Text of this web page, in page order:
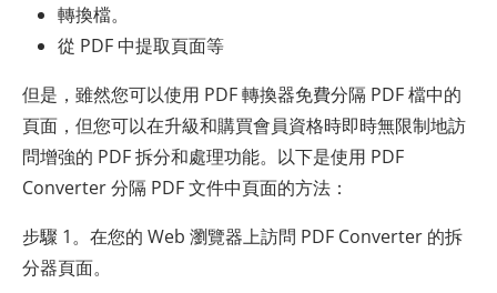
轉換檔。
從 PDF 中提取頁面等
但是，雖然您可以使用 PDF 轉換器免費分隔 PDF 檔中的
頁面，但您可以在升級和購買會員資格時即時無限制地訪
問增強的 PDF 拆分和處理功能。以下是使用 PDF
Converter 分隔 PDF 文件中頁面的方法：
步驟 1。在您的 Web 瀏覽器上訪問 PDF Converter 的拆
分器頁面。